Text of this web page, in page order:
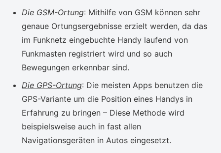
Die GSM-Ortung: Mithilfe von GSM können sehr
genaue Ortungsergebnisse erzielt werden, da das
im Funknetz eingebuchte Handy laufend von
Funkmasten registriert wird und so auch
Bewegungen erkennbar sind.
Die GPS-Ortung: Die meisten Apps benutzen die
GPS-Variante um die Position eines Handys in
Erfahrung zu bringen – Diese Methode wird
beispielsweise auch in fast allen
Navigationsgeräten in Autos eingesetzt.